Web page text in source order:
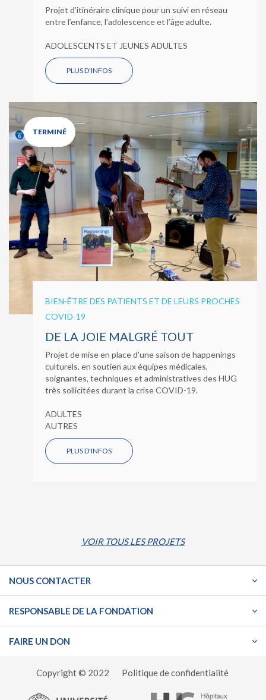
Projet d’itinéraire clinique pour un suivi en réseau
entre l’enfance, l’adolescence et l’âge adulte.
ADOLESCENTS ET JEUNES ADULTES
PLUS D'INFOS
TERMINÉ
BIEN-ÊTRE DES PATIENTS ET DE LEURS PROCHES
COVID-19
DE LA JOIE MALGRÉ TOUT
Projet de mise en place d'une saison de happenings
culturels, en soutien aux équipes médicales,
soignantes, techniques et administratives des HUG
très sollicitées durant la crise COVID-19.
ADULTES
AUTRES
PLUS D'INFOS
VOIR TOUS LES PROJETS
NOUS CONTACTER
RESPONSABLE DE LA FONDATION
FAIRE UN DON
Copyright © 2022 Politique de confidentialité